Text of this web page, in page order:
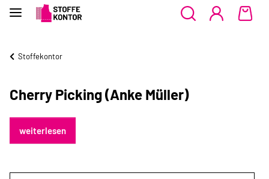
Stoffekontor
Cherry Picking (Anke Müller)
weiterlesen